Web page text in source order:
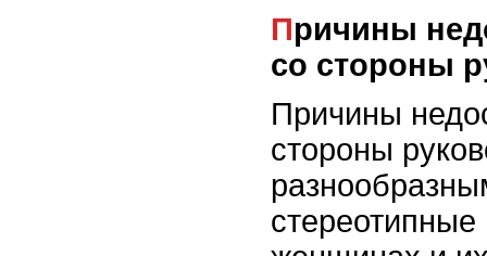
Причины недостатка поддержки
со стороны
Причины
стороны